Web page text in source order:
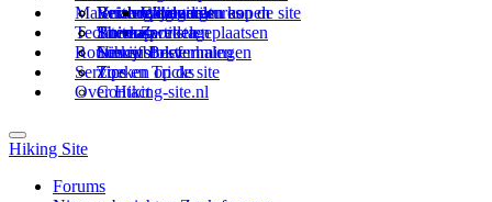
Materialen: kiezen en kopen
Reisboekhandels
Technieken
Verzorging
Thema-artikelen
Routes en Bestemmingen
Catalonië
Zweden
Schrijfblokverhalen
Service
Buitensportvacatures
Buitensportstageplaatsen
Links
Tips en Tricks
Over Hiking-site.nl
Wijzigingen aan de site
Sitemap
Nieuwsbrief
Zoeken op de site
Contact
Hiking Site
Forums